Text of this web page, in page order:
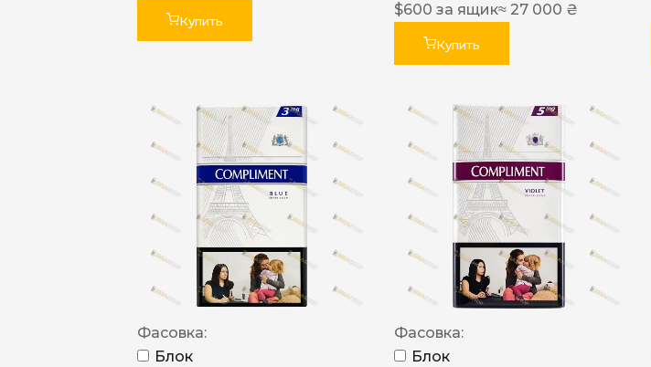
Купить
$600 за ящик≈ 27 000 ₴
Купить
Фасовка:
Блок
Фасовка:
Блок